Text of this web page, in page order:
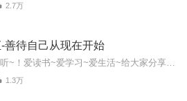
2.7万
善待自己从现在开始
1.3万